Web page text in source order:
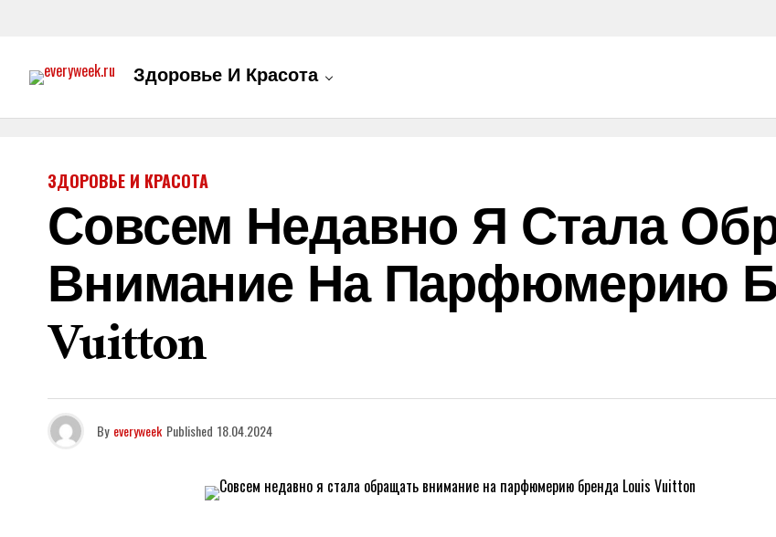
Здоровье И Красота
ЗДОРОВЬЕ И КРАСОТА
Совсем Недавно Я Стала
Внимание На Парфюмерию
Vuitton
By everyweek Published 18.04.2024